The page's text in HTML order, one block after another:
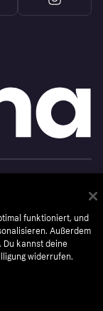
funktioniert, und
Außerdem
Du kannst deine
widerrufen.